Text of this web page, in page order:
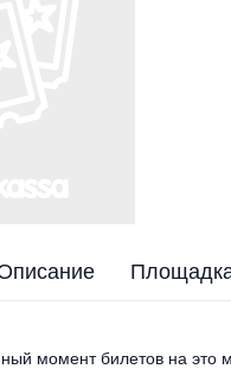
момент билетов на это